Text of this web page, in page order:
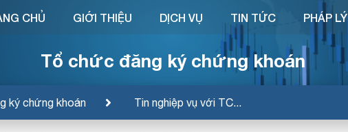
Tổ chức đăng ký chứng khoán
ký chứng khoán Tin nghiệp vụ với TC...
CHỦ GIỚI THIỆU DỊCH VỤ TIN TỨC PHÁP LÝ